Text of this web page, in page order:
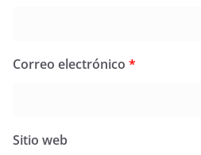
Correo electrónico *
Sitio web